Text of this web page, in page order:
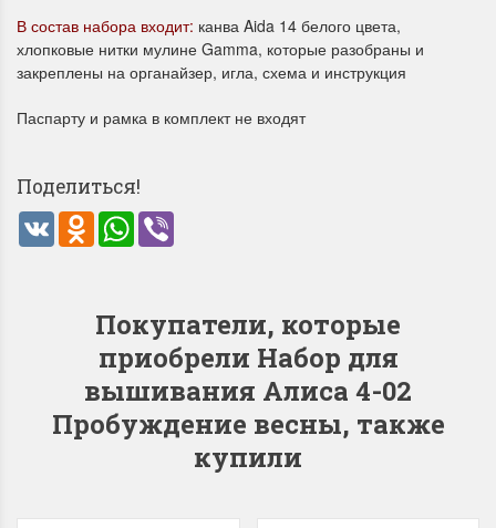
Летние Скидки
Анастасия Туманова
1 июня 2024 11:29
ПОДРОБНЕЕ
Анастасия Туманова
22 мая 2024 13:01
В состав набора входит: канва Aida 14 белого цвета,
хлопковые нитки мулине Gamma, которые разобраны и
закреплены на органайзер, игла, схема и инструкция
Паспарту и рамка в комплект не входят
Поделиться!
VK Odnoklassniki
WhatsApp
Покупатели, которые
приобрели Набор для
вышивания Алиса 4-02
Пробуждение весны, также
купили